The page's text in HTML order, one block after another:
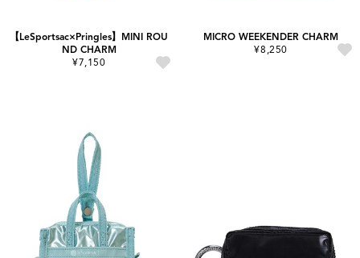
【LeSportsac×Pringles】MINI ROU
ND CHARM
¥7,150
MICRO WEEKENDER CHARM
¥8,250